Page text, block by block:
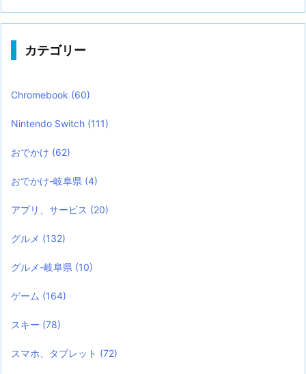
カテゴリー
Chromebook (60)
Nintendo Switch (111)
おでかけ (62)
おでかけ-岐阜県 (4)
アプリ、サービス (20)
グルメ (132)
グルメ-岐阜県 (10)
ゲーム (164)
スキー (78)
スマホ、タブレット (72)